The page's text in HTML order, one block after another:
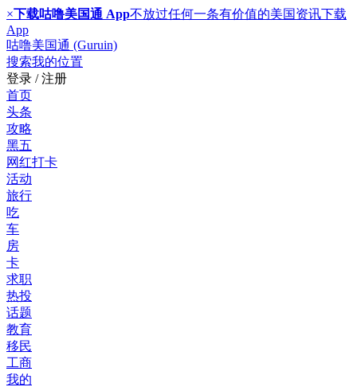
×下载咕噜美国通 App不放过任何一条有价值的美国资讯下载
App
咕噜美国通 (Guruin)
搜索我的位置
登录 / 注册
首页
头条
攻略
黑五
网红打卡
活动
旅行
吃
车
房
卡
求职
热投
话题
教育
移民
工商
我的